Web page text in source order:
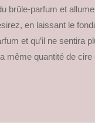
brûle-parfum et
en laissant le
et qu’il ne sentira
même quantité de cire